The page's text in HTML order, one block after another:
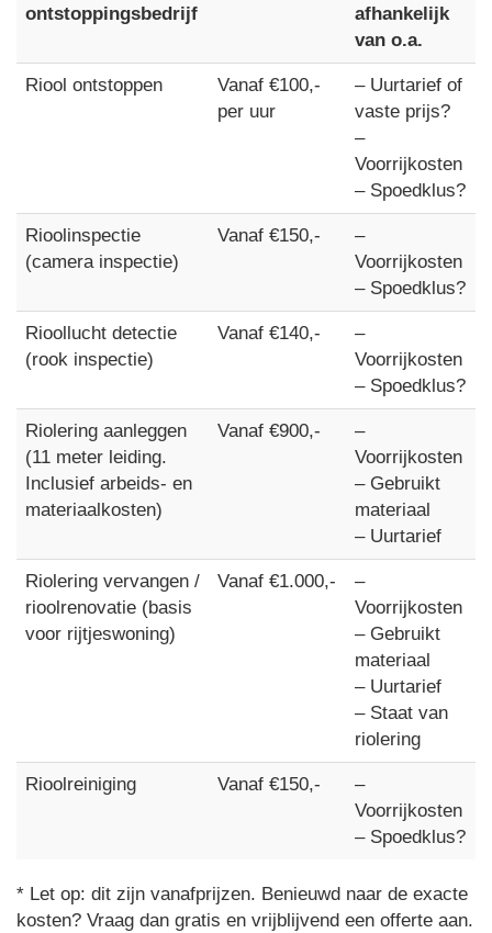
ontstoppingsbedrijf
afhankelijk
van o.a.
Riool ontstoppen
Vanaf €100,-
per uur
– Uurtarief of
vaste prijs?
–
Voorrijkosten
– Spoedklus?
Rioolinspectie
(camera inspectie)
Vanaf €150,-
–
Voorrijkosten
– Spoedklus?
Rioollucht detectie
(rook inspectie)
Vanaf €140,-
–
Voorrijkosten
– Spoedklus?
Riolering aanleggen
(11 meter leiding.
Inclusief arbeids- en
materiaalkosten)
Vanaf €900,-
–
Voorrijkosten
– Gebruikt
materiaal
– Uurtarief
Riolering vervangen /
rioolrenovatie (basis
voor rijtjeswoning)
Vanaf €1.000,-
–
Voorrijkosten
– Gebruikt
materiaal
– Uurtarief
– Staat van
riolering
Rioolreiniging Vanaf €150,-
–
Voorrijkosten
– Spoedklus?
* Let op: dit zijn vanafprijzen. Benieuwd naar de exacte
kosten? Vraag dan gratis en vrijblijvend een offerte aan.